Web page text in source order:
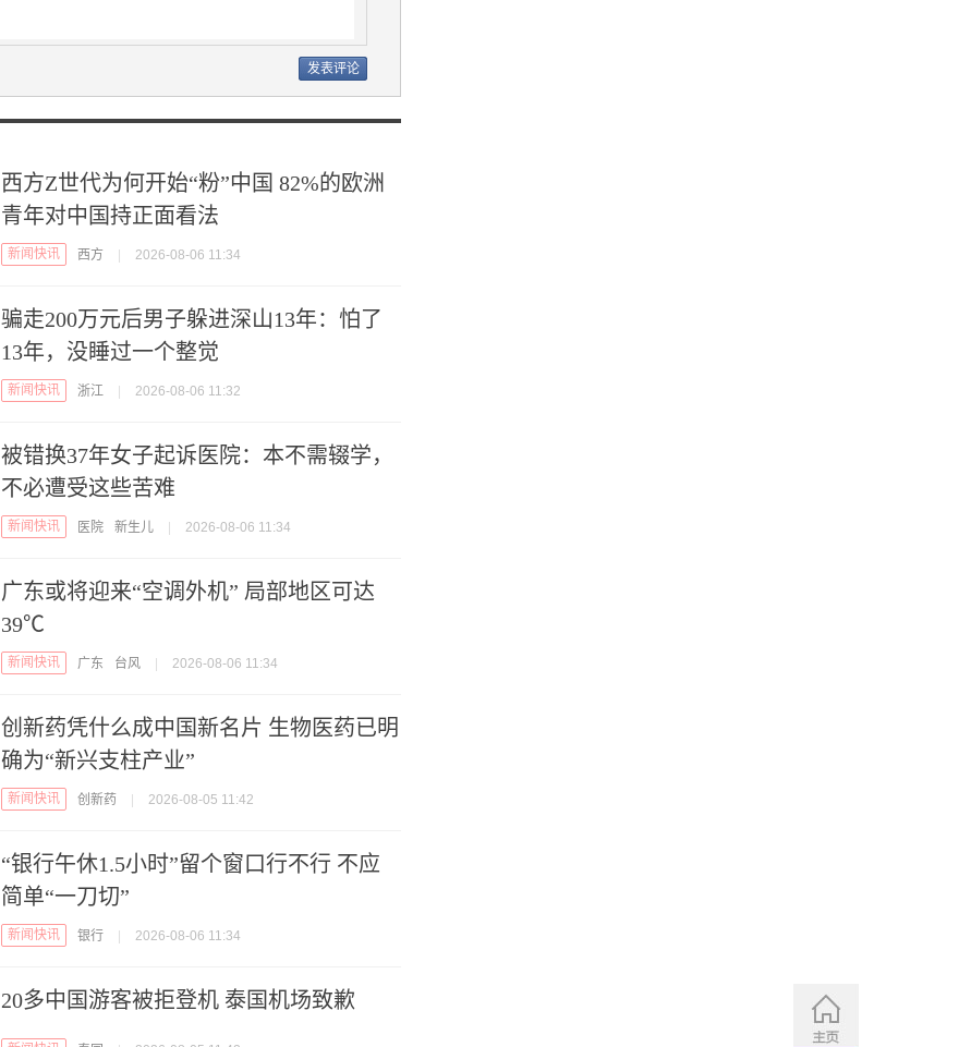
西方Z世代为何开始“粉”中国 82%的欧洲
青年对中国持正面看法
新闻快讯 西方 2026-08-06 11:34
骗走200万元后男子躲进深山13年：怕了
13年，没睡过一个整觉
新闻快讯 浙江 2026-08-06 11:32
被错换37年女子起诉医院：本不需辍学，
不必遭受这些苦难
新闻快讯 医院 新生儿 2026-08-06 11:34
广东或将迎来“空调外机” 局部地区可达
39℃
新闻快讯 广东 台风 2026-08-06 11:34
创新药凭什么成中国新名片 生物医药已明
确为“新兴支柱产业”
新闻快讯 创新药 2026-08-05 11:42
“银行午休1.5小时”留个窗口行不行 不应
简单“一刀切”
新闻快讯 银行 2026-08-06 11:34
20多中国游客被拒登机 泰国机场致歉